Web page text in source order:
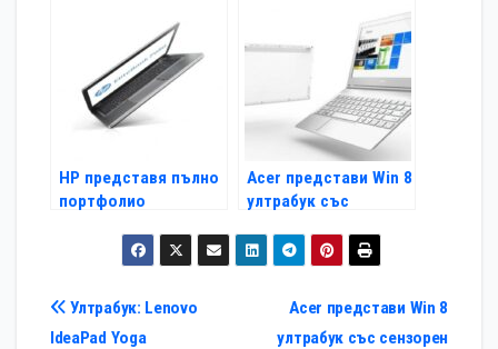
HP представя пълно
портфолио
Acer представи Win 8
ултрабук със
Навигация
Acer представи Win 8
ултрабук със сензорен
Ултрабук: Lenovo
IdeaPad Yoga